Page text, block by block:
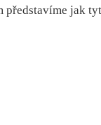
jak